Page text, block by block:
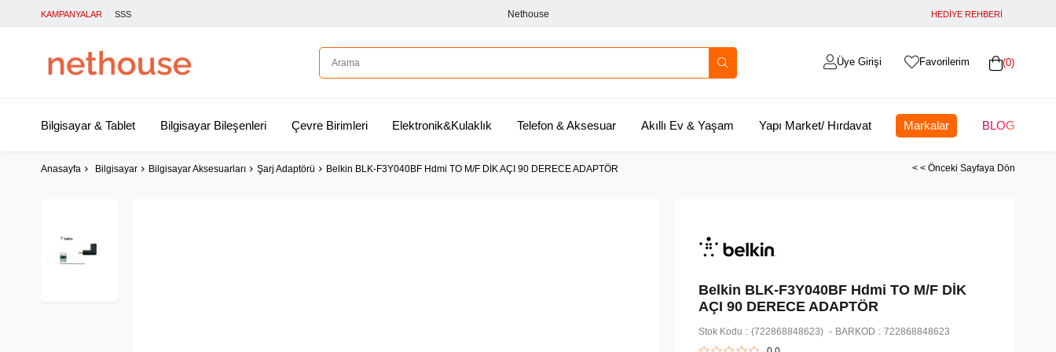
KAMPANYALAR SSS Nethouse HEDİYE REHBERİ
0
Favorilerim
Üye Girişi
Bilgisayar & Tablet Bilgisayar Bileşenleri Çevre Birimleri Elektronik&Kulaklık Telefon & Aksesuar Akıllı Ev & Yaşam Yapı Market/ Hırdavat Markalar BLOG
Anasayfa Bilgisayar Bilgisayar Aksesuarları Şarj Adaptörü Belkin BLK-F3Y040BF Hdmi TO M/F DİK AÇI 90 DERECE ADAPTÖR < < Önceki Sayfaya Dön
Belkin BLK-F3Y040BF Hdmi TO M/F DİK
AÇI 90 DERECE ADAPTÖR
Stok Kodu (722868848623) BARKOD : 722868848623